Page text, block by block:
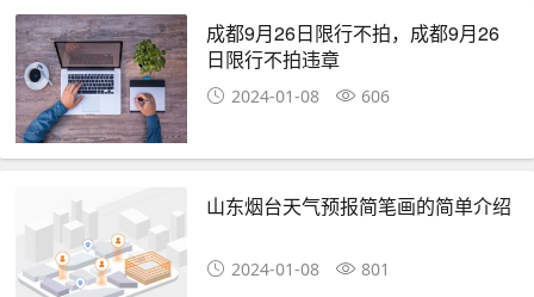
成都9月26日限行不拍，成都9月26
日限行不拍违章
2024-01-08 606
山东烟台天气预报简笔画的简单介绍
2024-01-08 801